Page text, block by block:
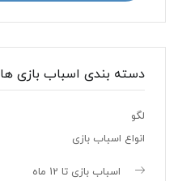
دسته بندی اسباب بازی ها
لگو
انواع اسباب بازی
اسباب بازی تا 12 ماه